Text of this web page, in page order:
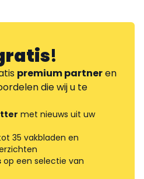
!
premium partneren
die wij u te
met nieuws uit uw
35 vakbladen en
op een selectie van